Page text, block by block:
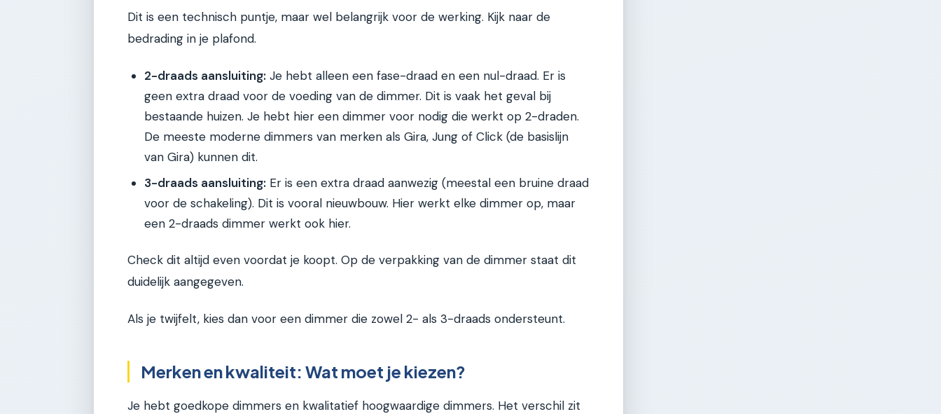
Dit is een technisch puntje, maar wel belangrijk voor de werking. Kijk naar de
bedrading in je plafond.
2-draads aansluiting: Je hebt alleen een fase-draad en een nul-draad. Er is
geen extra draad voor de voeding van de dimmer. Dit is vaak het geval bij
bestaande huizen. Je hebt hier een dimmer voor nodig die werkt op 2-draden.
De meeste moderne dimmers van merken als Gira, Jung of Click (de basislijn
van Gira) kunnen dit.
3-draads aansluiting: Er is een extra draad aanwezig (meestal een bruine draad
voor de schakeling). Dit is vooral nieuwbouw. Hier werkt elke dimmer op, maar
een 2-draads dimmer werkt ook hier.
Check dit altijd even voordat je koopt. Op de verpakking van de dimmer staat dit
duidelijk aangegeven.
Als je twijfelt, kies dan voor een dimmer die zowel 2- als 3-draads ondersteunt.
Merken en kwaliteit: Wat moet je kiezen?
Je hebt goedkope dimmers en kwalitatief hoogwaardige dimmers. Het verschil zit